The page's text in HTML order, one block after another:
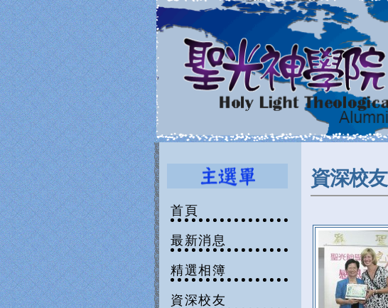
資深校友
首頁
最新消息
精選相簿
資深校友